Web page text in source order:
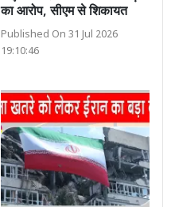
का आरोप, सीएम से शिकायत
Published On 31 Jul 2026
19:10:46